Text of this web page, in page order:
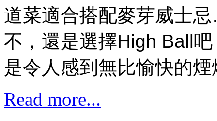
道菜適合搭配麥芽威士
不，還是選擇High Ball
是令人感到無比愉快的
Read more...